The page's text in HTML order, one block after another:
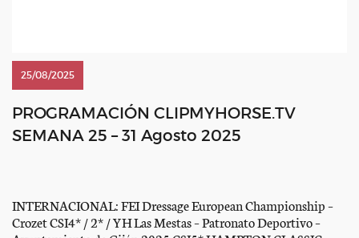
25/08/2025
PROGRAMACIÓN CLIPMYHORSE.TV
SEMANA 25 – 31 Agosto 2025
INTERNACIONAL: FEI Dressage European Championship –
Crozet CSI4* / 2* / YH Las Mestas – Patronato Deportivo –